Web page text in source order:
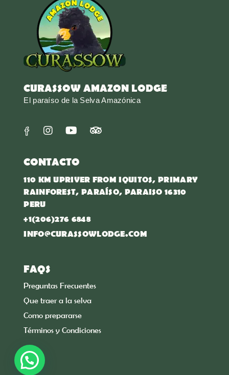
CURASSOW AMAZON LODGE
El paraíso de la Selva Amazónica
CONTACTO
110 KM UPRIVER FROM IQUITOS, PRIMARY
RAINFOREST, PARAÍSO, PARAISO 16310
PERU
+1(206)276 6848
INFO@CURASSOWLODGE.COM
FAQS
Preguntas Frecuentes
Que traer a la selva
Como prepararse
Términos y Condiciones